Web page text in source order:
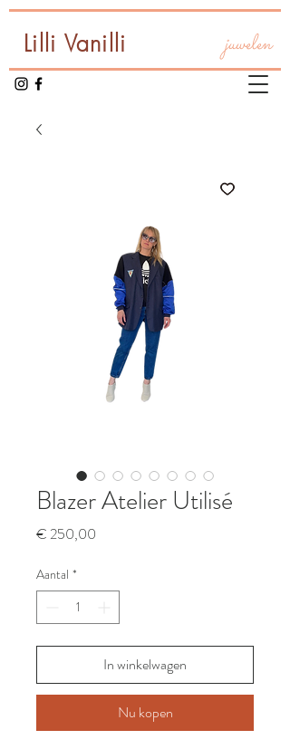
Lilli Vanilli juwelen
Blazer Atelier Utilisé
€ 250,00
Aantal *
In winkelwagen
Nu kopen